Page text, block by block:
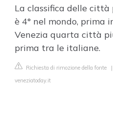
La classifica delle città
è 4° nel mondo, prima
Venezia quarta città
prima tra le italiane.
Richiesta di rimozione della fonte |
veneziatoday.it